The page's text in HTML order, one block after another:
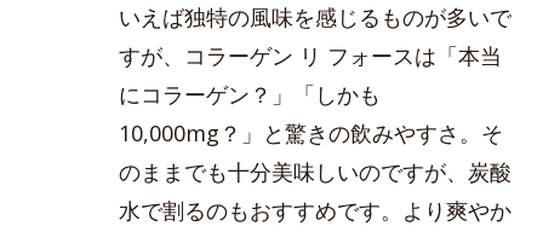
いえば独特の風味を感じるものが多いで
すが、コラーゲン リ フォースは「本当
にコラーゲン？」「しかも
10,000mg？」と驚きの飲みやすさ。そ
のままでも十分美味しいのですが、炭酸
水で割るのもおすすめです。より爽やか